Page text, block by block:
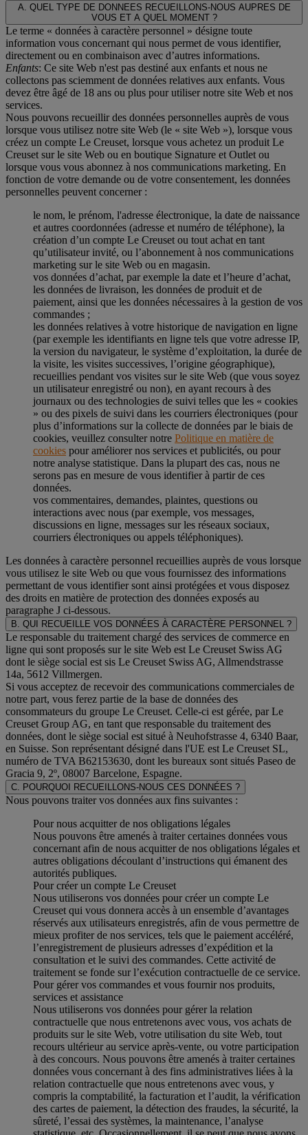
A. QUEL TYPE DE DONNEES RECUEILLONS-NOUS AUPRES DE
VOUS ET A QUEL MOMENT ?
Le terme « données à caractère personnel » désigne toute
information vous concernant qui nous permet de vous identifier,
directement ou en combinaison avec d’autres informations.
Enfants: Ce site Web n'est pas destiné aux enfants et nous ne
collectons pas sciemment de données relatives aux enfants. Vous
devez être âgé de 18 ans ou plus pour utiliser notre site Web et nos
services.
Nous pouvons recueillir des données personnelles auprès de vous
lorsque vous utilisez notre site Web (le « site Web »), lorsque vous
créez un compte Le Creuset, lorsque vous achetez un produit Le
Creuset sur le site Web ou en boutique Signature et Outlet ou
lorsque vous vous abonnez à nos communications marketing. En
fonction de votre demande ou de votre consentement, les données
personnelles peuvent concerner :
le nom, le prénom, l'adresse électronique, la date de naissance
et autres coordonnées (adresse et numéro de téléphone), la
création d’un compte Le Creuset ou tout achat en tant
qu’utilisateur invité, ou l’abonnement à nos communications
marketing sur le site Web ou en magasin.
vos données d’achat, par exemple la date et l’heure d’achat,
les données de livraison, les données de produit et de
paiement, ainsi que les données nécessaires à la gestion de vos
commandes ;
les données relatives à votre historique de navigation en ligne
(par exemple les identifiants en ligne tels que votre adresse IP,
la version du navigateur, le système d’exploitation, la durée de
la visite, les visites successives, l’origine géographique),
recueillies pendant vos visites sur le site Web (que vous soyez
un utilisateur enregistré ou non), en ayant recours à des
journaux ou des technologies de suivi telles que les « cookies
» ou des pixels de suivi dans les courriers électroniques (pour
plus d’informations sur la collecte de données par le biais de
cookies, veuillez consulter notre Politique en matière de
cookies pour améliorer nos services et publicités, ou pour
notre analyse statistique. Dans la plupart des cas, nous ne
serons pas en mesure de vous identifier à partir de ces
données.
vos commentaires, demandes, plaintes, questions ou
interactions avec nous (par exemple, vos messages,
discussions en ligne, messages sur les réseaux sociaux,
courriers électroniques ou appels téléphoniques).
Les données à caractère personnel recueillies auprès de vous lorsque
vous utilisez le site Web ou que vous fournissez des informations
permettant de vous identifier sont ainsi protégées et vous disposez
des droits en matière de protection des données exposés au
paragraphe J ci-dessous.
B. QUI RECUEILLE VOS DONNÉES À CARACTÈRE PERSONNEL ?
Le responsable du traitement chargé des services de commerce en
ligne qui sont proposés sur le site Web est Le Creuset Swiss AG
dont le siège social est sis Le Creuset Swiss AG, Allmendstrasse
14a, 5612 Villmergen.
Si vous acceptez de recevoir des communications commerciales de
notre part, vous ferez partie de la base de données des
consommateurs du groupe Le Creuset. Celle-ci est gérée, par Le
Creuset Group AG, en tant que responsable du traitement des
données, dont le siège social est situé à Neuhofstrasse 4, 6340 Baar,
en Suisse. Son représentant désigné dans l'UE est Le Creuset SL,
numéro de TVA B62153630, dont les bureaux sont situés Paseo de
Gracia 9, 2º, 08007 Barcelone, Espagne.
C. POURQUOI RECUEILLONS-NOUS CES DONNÉES ?
Nous pouvons traiter vos données aux fins suivantes :
Pour nous acquitter de nos obligations légales
Nous pouvons être amenés à traiter certaines données vous
concernant afin de nous acquitter de nos obligations légales et
autres obligations découlant d’instructions qui émanent des
autorités publiques.
Pour créer un compte Le Creuset
Nous utiliserons vos données pour créer un compte Le
Creuset qui vous donnera accès à un ensemble d’avantages
réservés aux utilisateurs enregistrés, afin de vous permettre de
mieux profiter de nos services, tels que le paiement accéléré,
l’enregistrement de plusieurs adresses d’expédition et la
consultation et le suivi des commandes. Cette activité de
traitement se fonde sur l’exécution contractuelle de ce service.
Pour gérer vos commandes et vous fournir nos produits,
services et assistance
Nous utiliserons vos données pour gérer la relation
contractuelle que nous entretenons avec vous, vos achats de
produits sur le site Web, votre utilisation du site Web, tout
recours ultérieur au service après-vente, ou votre participation
à des concours. Nous pouvons être amenés à traiter certaines
données vous concernant à des fins administratives liées à la
relation contractuelle que nous entretenons avec vous, y
compris la comptabilité, la facturation et l’audit, la vérification
des cartes de paiement, la détection des fraudes, la sécurité, la
sûreté, l’essai des systèmes, la maintenance, l’analyse